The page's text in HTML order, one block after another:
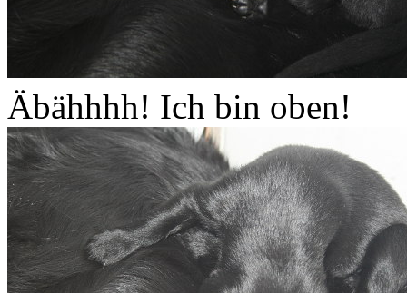
Äbähhhh! Ich bin oben!